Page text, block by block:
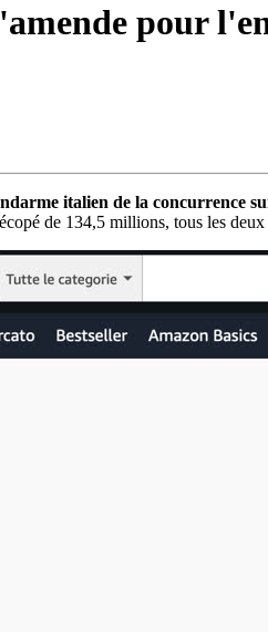
pour
italien de la concurrence
de 134,5 millions, tous les